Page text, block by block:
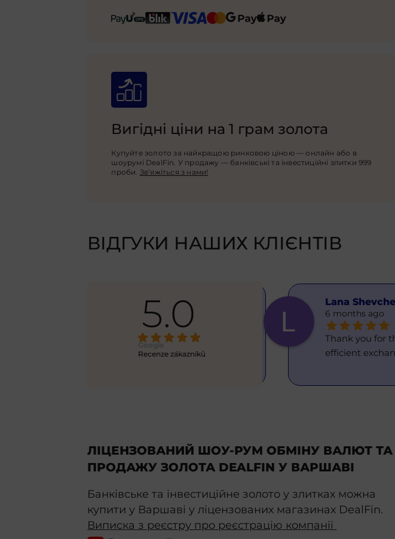
Вигідні ціни на 1 грам золота
Купуйте золото за найкращою ринковою ціною — онлайн або в
шоурумі DealFin. У продажу — банківські та інвестиційні злитки 999
проби. Зв’яжіться з нами!
ВІДГУКИ НАШИХ КЛІЄНТІВ
5.0
Google
Recenze zákazníků
6 months ago
This is my first time using this
service, and eve...
Lana
6 months ago
Thank you for
efficient
ЛІЦЕНЗОВАНИЙ ШОУ-РУМ ОБМІНУ ВАЛЮТ ТА
ПРОДАЖУ ЗОЛОТА DEALFIN У ВАРШАВІ
Банківське та інвестиційне золото у злитках можна
купити у Варшаві у ліцензованих магазинах DealFin.
Виписка з реєстру про реєстрацію компанії